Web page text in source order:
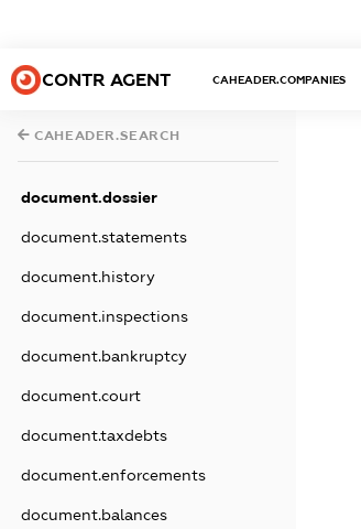
CONTR AGENT CAHEADER.COMPANIES
CAHEADER.SEARCH
document.dossier
document.statements
document.history
document.inspections
document.bankruptcy
document.court
document.taxdebts
document.enforcements
document.balances